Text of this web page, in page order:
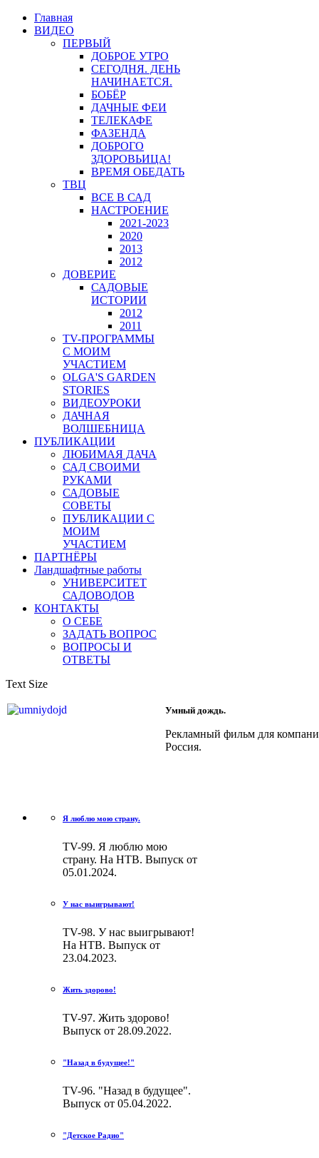
Главная
ВИДЕО
ПЕРВЫЙ
ДОБРОЕ УТРО
СЕГОДНЯ. ДЕНЬ
НАЧИНАЕТСЯ.
БОБЁР
ДАЧНЫЕ ФЕИ
ТЕЛЕКАФЕ
ФАЗЕНДА
ДОБРОГО
ЗДОРОВЬИЦА!
ВРЕМЯ ОБЕДАТЬ
ТВЦ
ВСЕ В САД
НАСТРОЕНИЕ
2021-2023
2020
2013
2012
ДОВЕРИЕ
САДОВЫЕ
ИСТОРИИ
2012
2011
TV-ПРОГРАММЫ
С МОИМ
УЧАСТИЕМ
OLGA'S GARDEN
STORIES
ВИДЕОУРОКИ
ДАЧНАЯ
ВОЛШЕБНИЦА
ПУБЛИКАЦИИ
ЛЮБИМАЯ ДАЧА
САД СВОИМИ
РУКАМИ
САДОВЫЕ
СОВЕТЫ
ПУБЛИКАЦИИ С
МОИМ
УЧАСТИЕМ
ПАРТНЁРЫ
Ландшафтные работы
УНИВЕРСИТЕТ
САДОВОДОВ
КОНТАКТЫ
О СЕБЕ
ЗАДАТЬ ВОПРОС
ВОПРОСЫ И
ОТВЕТЫ
Text Size
Умный дождь.
Рекламный фильм для
Россия.
Я люблю мою страну.
TV-99. Я люблю мою
страну. На НТВ. Выпуск от
05.01.2024.
У нас выигрывают!
TV-98. У нас выигрывают!
На НТВ. Выпуск от
23.04.2023.
Жить здорово!
TV-97. Жить здорово!
Выпуск от 28.09.2022.
"Назад в будущее!"
TV-96. "Назад в будущее".
Выпуск от 05.04.2022.
"Детское Радио"